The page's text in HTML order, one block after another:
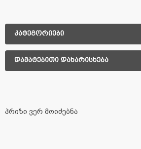
კატეგორიები
დამატებითი დახარისხება
პრიზი ვერ მოიძებნა